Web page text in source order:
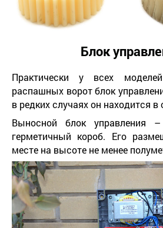
Блок
Практически у всех
распашных ворот блок
в редких случаях он находится
Выносной блок управления
герметичный короб. Его
месте на высоте не менее